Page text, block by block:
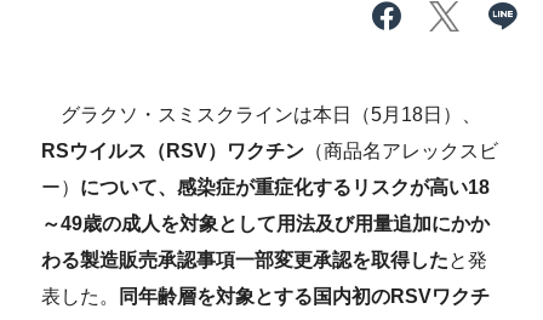
グラクソ・スミスクラインは本日（5月18日）、
RSウイルス（RSV）ワクチン （商品名アレックスビ
ー） について、感染症が重症化するリスクが高い18
～49歳の成人を対象として用法及び用量追加にかか
わる製造販売承認事項一部変更承認を取得したと発
表した。
同年齢層を対象とする国内初のRSVワクチ